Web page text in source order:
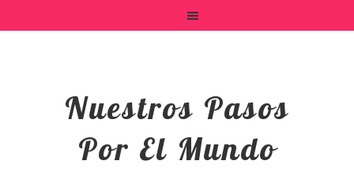
Nuestros Pasos
Por El Mundo